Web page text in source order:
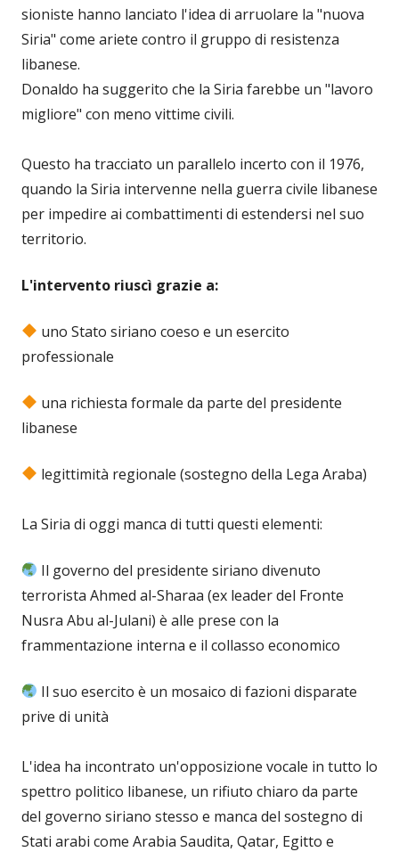
sioniste hanno lanciato l'idea di arruolare la "nuova
Siria" come ariete contro il gruppo di resistenza
libanese.
Donaldo ha suggerito che la Siria farebbe un "lavoro
migliore" con meno vittime civili.
Questo ha tracciato un parallelo incerto con il 1976,
quando la Siria intervenne nella guerra civile libanese
per impedire ai combattimenti di estendersi nel suo
territorio.
L'intervento riuscì grazie a:
uno Stato siriano coeso e un esercito
professionale
una richiesta formale da parte del presidente
libanese
legittimità regionale (sostegno della Lega Araba)
La Siria di oggi manca di tutti questi elementi:
Il governo del presidente siriano divenuto
terrorista Ahmed al-Sharaa (ex leader del Fronte
Nusra Abu al-Julani) è alle prese con la
frammentazione interna e il collasso economico
Il suo esercito è un mosaico di fazioni disparate
prive di unità
L'idea ha incontrato un'opposizione vocale in tutto lo
spettro politico libanese, un rifiuto chiaro da parte
del governo siriano stesso e manca del sostegno di
Stati arabi come Arabia Saudita, Qatar, Egitto e